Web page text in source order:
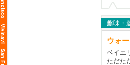
趣味・
ウォ
ベイエ
ただた